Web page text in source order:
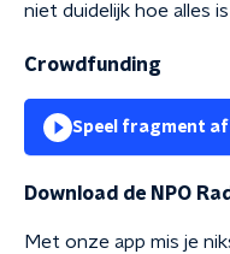
niet duidelijk hoe alles
Crowdfunding
Speel fragment af
Download de NPO
Met onze app mis je